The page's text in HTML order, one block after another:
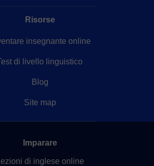
Risorse
insegnante online
di livello linguistico
Blog
Site map
Imparare
Lezioni di inglese online